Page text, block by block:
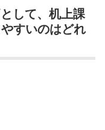
して、机上課
すいのはどれ